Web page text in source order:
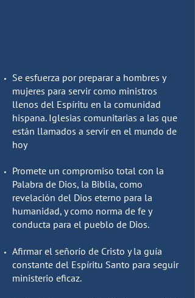
Se esfuerza por preparar a hombres y
mujeres para servir como ministros
llenos del Espíritu en la comunidad
hispana. Iglesias comunitarias a las que
están llamados a servir en el mundo de
hoy
Promete un compromiso total con la
Palabra de Dios, la Biblia, como
revelación del Dios eterno para la
humanidad, y como norma de fe y
conducta para el pueblo de Dios.
Afirmar el señorío de Cristo y la guía
constante del Espíritu Santo para seguir
ministerio eficaz.